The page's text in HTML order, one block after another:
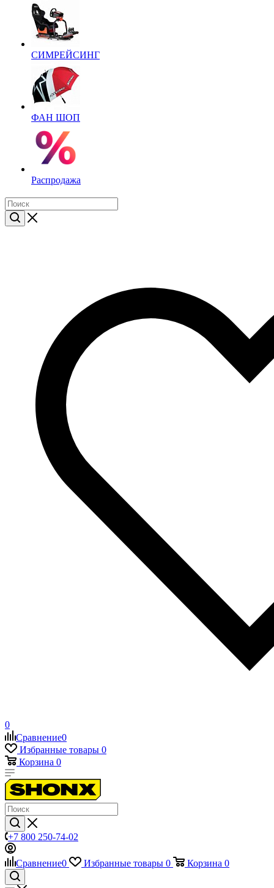
СИМРЕЙСИНГ
ФАН ШОП
Распродажа
0
Сравнение0
Избранные товары 0
Корзина 0
+7 800 250-74-02
Сравнение0 Избранные товары 0 Корзина 0